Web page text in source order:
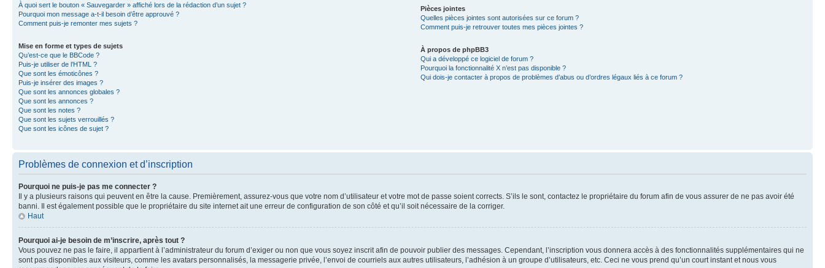
À quoi sert le bouton « Sauvegarder » affiché lors de la rédaction d’un sujet ?
Pourquoi mon message a-t-il besoin d’être approuvé ?
Comment puis-je remonter mes sujets ?
Mise en forme et types de sujets
Qu’est-ce que le BBCode ?
Puis-je utiliser de l’HTML ?
Que sont les émoticônes ?
Puis-je insérer des images ?
Que sont les annonces globales ?
Que sont les annonces ?
Que sont les notes ?
Que sont les sujets verrouillés ?
Que sont les icônes de sujet ?
Pièces jointes
Quelles pièces jointes sont autorisées sur ce forum ?
Comment puis-je retrouver toutes mes pièces jointes ?
À propos de phpBB3
Qui a développé ce logiciel de forum ?
Pourquoi la fonctionnalité X n’est pas disponible ?
Qui dois-je contacter à propos de problèmes d’abus ou d’ordres légaux liés à ce forum ?
Problèmes de connexion et d’inscription
Pourquoi ne puis-je pas me connecter ?
Il y a plusieurs raisons qui peuvent en être la cause. Premièrement, assurez-vous que votre nom d’utilisateur et votre mot de passe soient corrects. S’ils le sont, contactez le propriétaire du forum afin de vous assurer de ne pas avoir été
banni. Il est également possible que le propriétaire du site internet ait une erreur de configuration de son côté et qu’il soit nécessaire de la corriger.
Haut
Pourquoi ai-je besoin de m’inscrire, après tout ?
Vous pouvez ne pas le faire, il appartient à l’administrateur du forum d’exiger ou non que vous soyez inscrit afin de pouvoir publier des messages. Cependant, l’inscription vous donnera accès à des fonctionnalités supplémentaires qui ne
sont pas disponibles aux visiteurs, comme les avatars personnalisés, la messagerie privée, l’envoi de courriels aux autres utilisateurs, l’adhésion à un groupe d’utilisateurs, etc. Ceci ne vous prend qu’un court instant et nous vous